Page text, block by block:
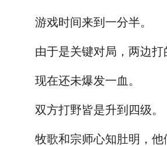
游戏时间来到一分半。
由于是关键对局，两边打
现在还未爆发一血。
双方打野皆是升到四级。
牧歌和宗师心知肚明，